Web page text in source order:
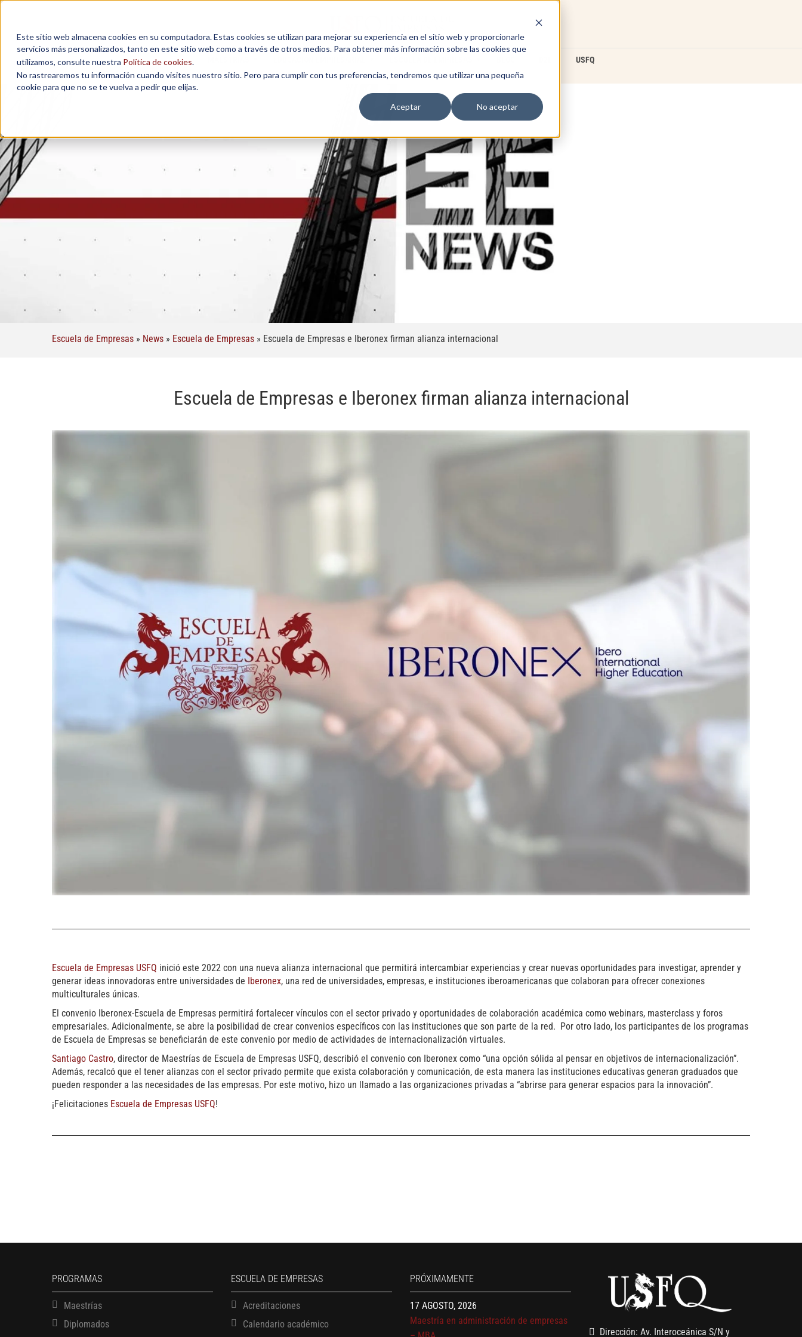
Este sitio web almacena cookies en su computadora. Estas cookies se utilizan para mejorar su experiencia en el sitio web y proporcionarle
servicios más personalizados, tanto en este sitio web como a través de otros medios. Para obtener más información sobre las cookies que
utilizamos, consulte nuestra Política de cookies.
No rastrearemos tu información cuando visites nuestro sitio. Pero para cumplir con tus preferencias, tendremos que utilizar una pequeña
cookie para que no se te vuelva a pedir que elijas.
Aceptar
No aceptar
USFQ
Escuela de Empresas » News » Escuela de Empresas » Escuela de Empresas e Iberonex firman alianza internacional
Escuela de Empresas e Iberonex firman alianza internacional
Escuela de Empresas USFQ inició este 2022 con una nueva alianza internacional que permitirá intercambiar experiencias y crear nuevas oportunidades para investigar, aprender y
generar ideas innovadoras entre universidades de Iberonex, una red de universidades, empresas, e instituciones iberoamericanas que colaboran para ofrecer conexiones
multiculturales únicas.
El convenio Iberonex-Escuela de Empresas permitirá fortalecer vínculos con el sector privado y oportunidades de colaboración académica como webinars, masterclass y foros
empresariales. Adicionalmente, se abre la posibilidad de crear convenios específicos con las instituciones que son parte de la red. Por otro lado, los participantes de los programas
de Escuela de Empresas se beneficiarán de este convenio por medio de actividades de internacionalización virtuales.
Santiago Castro, director de Maestrías de Escuela de Empresas USFQ, describió el convenio con Iberonex como “una opción sólida al pensar en objetivos de internacionalización”.
Además, recalcó que el tener alianzas con el sector privado permite que exista colaboración y comunicación, de esta manera las instituciones educativas generan graduados que
pueden responder a las necesidades de las empresas. Por este motivo, hizo un llamado a las organizaciones privadas a “abrirse para generar espacios para la innovación”.
¡Felicitaciones Escuela de Empresas USFQ!
PROGRAMAS
Maestrías
Diplomados
ESCUELA DE EMPRESAS
Acreditaciones
Calendario académico
PRÓXIMAMENTE
17 AGOSTO, 2026
Maestría en administración de empresas
– MBA
17 AGOSTO, 2026
Dirección: Av. Interoceánica S/N y